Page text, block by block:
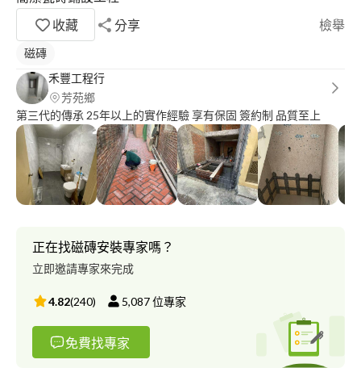
收藏
分享 檢舉
磁磚
禾豐工程行
芳苑鄉
第三代的傳承 25年以上的實作經驗 享有保固 簽約制 品質至上
正在找磁磚安裝專家嗎？
立即邀請專家來完成
4.82(240) 5,087位專家
免費找專家